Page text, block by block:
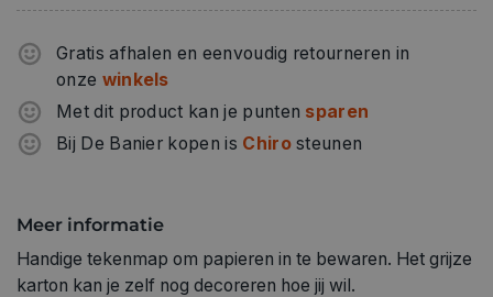
Gratis afhalen en eenvoudig retourneren in
onze winkels
Met dit product kan je punten sparen
Bij De Banier kopen is Chirosteunen
Meer informatie
Handige tekenmap om papieren in te bewaren. Het grijze
karton kan je zelf nog decoreren hoe jij wil.